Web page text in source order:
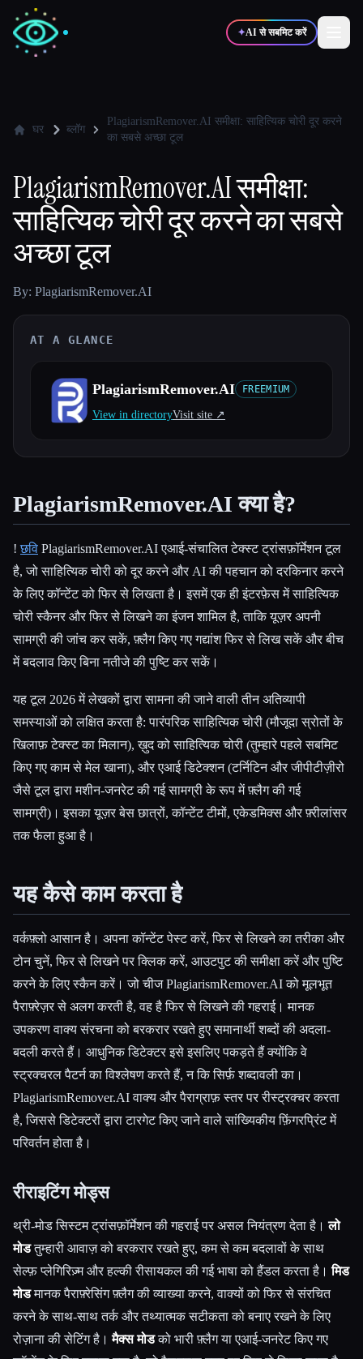
✦AI से सबमिट करें
🎨डिज़ाइनर
💻 डेवलपर्स 📈 मार्केटर्स
🎓विद्यार्थी 🎬क्रिएटर्स
ब्लॉग
सभी श्रेणियाँ
घर ब्लॉग
PlagiarismRemover.AI समीक्षा: साहित्यिक चोरी दूर करने
का सबसे अच्छा टूल
PlagiarismRemover.AI समीक्षा:
साहित्यिक चोरी दूर करने का सबसे
अच्छा टूल
By: PlagiarismRemover.AI
AT A GLANCE
PlagiarismRemover.AI FREEMIUM
View in directoryVisit site ↗︎
PlagiarismRemover.AI क्या है?
!छवि PlagiarismRemover.AI एआई-संचालित टेक्स्ट ट्रांसफ़ॉर्मेशन टूल
है, जो साहित्यिक चोरी को दूर करने और AI की पहचान को दरकिनार करने
के लिए कॉन्टेंट को फिर से लिखता है। इसमें एक ही इंटरफ़ेस में साहित्यिक
चोरी स्कैनर और फिर से लिखने का इंजन शामिल है, ताकि यूज़र अपनी
सामग्री की जांच कर सकें, फ़्लैग किए गए गद्यांश फिर से लिख सकें और बीच
में बदलाव किए बिना नतीजे की पुष्टि कर सकें।
यह टूल 2026 में लेखकों द्वारा सामना की जाने वाली तीन अतिव्यापी
समस्याओं को लक्षित करता है: पारंपरिक साहित्यिक चोरी (मौजूदा स्रोतों के
खिलाफ़ टेक्स्ट का मिलान), ख़ुद को साहित्यिक चोरी (तुम्हारे पहले सबमिट
किए गए काम से मेल खाना), और एआई डिटेक्शन (टर्निटिन और जीपीटीज़ीरो
जैसे टूल द्वारा मशीन-जनरेट की गई सामग्री के रूप में फ़्लैग की गई
सामग्री)। इसका यूज़र बेस छात्रों, कॉन्टेंट टीमों, एकेडमिक्स और फ़्रीलांसर
तक फैला हुआ है।
यह कैसे काम करता है
वर्कफ़्लो आसान है। अपना कॉन्टेंट पेस्ट करें, फिर से लिखने का तरीका और
टोन चुनें, फिर से लिखने पर क्लिक करें, आउटपुट की समीक्षा करें और पुष्टि
करने के लिए स्कैन करें। जो चीज PlagiarismRemover.AI को मूलभूत
पैराफ़्रेज़र से अलग करती है, वह है फिर से लिखने की गहराई। मानक
उपकरण वाक्य संरचना को बरकरार रखते हुए समानार्थी शब्दों की अदला-
बदली करते हैं। आधुनिक डिटेक्टर इसे इसलिए पकड़ते हैं क्योंकि वे
स्ट्रक्चरल पैटर्न का विश्लेषण करते हैं, न कि सिर्फ़ शब्दावली का।
PlagiarismRemover.AI वाक्य और पैराग्राफ़ स्तर पर रीस्ट्रक्चर करता
है, जिससे डिटेक्टरों द्वारा टारगेट किए जाने वाले सांख्यिकीय फ़िंगरप्रिंट में
परिवर्तन होता है।
रीराइटिंग मोड्स
थ्री-मोड सिस्टम ट्रांसफ़ॉर्मेशन की गहराई पर असल नियंत्रण देता है।लो
मोडतुम्हारी आवाज़ को बरकरार रखते हुए, कम से कम बदलावों के साथ
सेल्फ़ प्लेगिरिज़्म और हल्की रीसायकल की गई भाषा को हैंडल करता है।मिड
मोडमानक पैराफ़्रेसिंग फ़्लैग की व्याख्या करने, वाक्यों को फिर से संरचित
करने के साथ-साथ तर्क और तथ्यात्मक सटीकता को बनाए रखने के लिए
रोज़ाना की सेटिंग है।मैक्स मोडको भारी फ़्लैग या एआई-जनरेट किए गए